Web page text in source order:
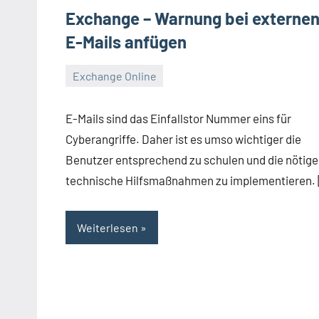
Exchange – Warnung bei externen
E-Mails anfügen
Exchange Online
Dezember
2021
E-Mails sind das Einfallstor Nummer eins für
Cyberangriffe. Daher ist es umso wichtiger die
Benutzer entsprechend zu schulen und die
technische Hilfsmaßnahmen zu
Weiterlesen